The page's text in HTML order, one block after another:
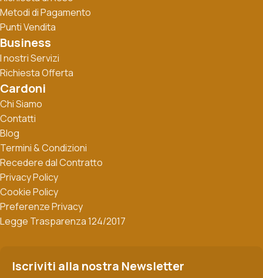
Metodi di Pagamento
Punti Vendita
Business
I nostri Servizi
Richiesta Offerta
Cardoni
Chi Siamo
Contatti
Blog
Termini & Condizioni
Recedere dal Contratto
Privacy Policy
Cookie Policy
Preferenze Privacy
Legge Trasparenza 124/2017
Iscriviti alla nostra Newsletter